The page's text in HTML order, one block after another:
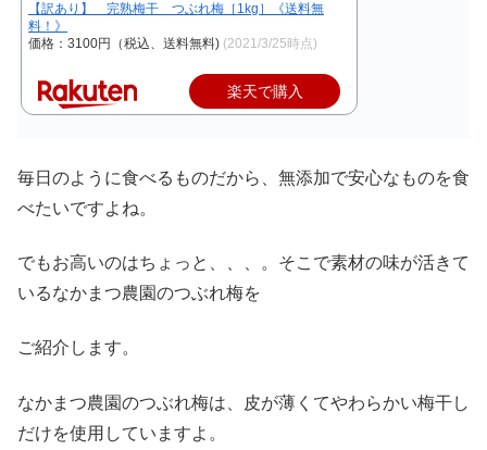
【訳あり】 完熟梅干 つぶれ梅［1kg］《送料無
料！》
価格：3100円（税込、送料無料) (2021/3/25時点)
楽天で購入
毎日のように食べるものだから、無添加で安心なものを食
べたいですよね。
でもお高いのはちょっと、、、。そこで素材の味が活きて
いるなかまつ農園のつぶれ梅を
ご紹介します。
なかまつ農園のつぶれ梅は、皮が薄くてやわらかい梅干し
だけを使用していますよ。